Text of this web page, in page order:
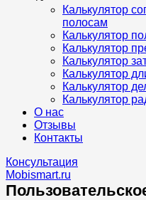
Калькулятор
полосам
Калькулятор
Калькулятор
Калькулятор
Калькулятор
Калькулятор
Калькулятор
О нас
Отзывы
Контакты
Консультация
Mobismart.ru